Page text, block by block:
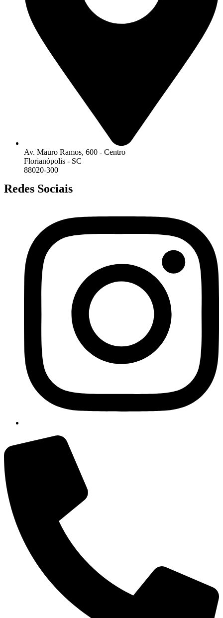
Av. Mauro Ramos, 600 - Centro
Florianópolis - SC
88020-300
Redes Sociais